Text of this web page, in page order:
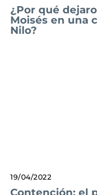
¿Por qué
Moisés en una
Nilo?
19/04/2022
Contención: el